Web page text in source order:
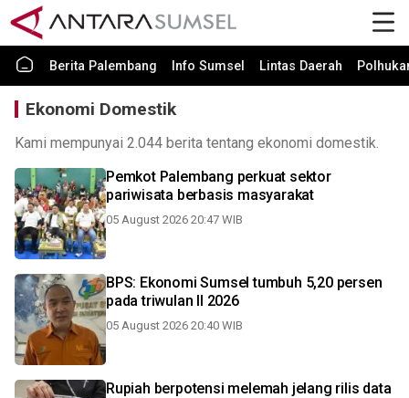
Berita Palembang Info Sumsel Lintas Daerah
Ekonomi Domestik
Kami mempunyai 2.044 berita tentang ekonomi domestik.
Pemkot Palembang perkuat sektor
pariwisata berbasis masyarakat
05 August 2026 20:47 WIB
BPS: Ekonomi Sumsel tumbuh 5,20 persen
pada triwulan II 2026
05 August 2026 20:40 WIB
Rupiah berpotensi melemah jelang rilis data